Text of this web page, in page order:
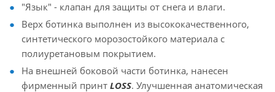
"Язык" - клапан для защиты от снега и влаги.
Верх ботинка выполнен из высококачественного,
синтетического морозостойкого материала с
полиуретановым покрытием.
На внешней боковой части ботинка, нанесен
фирменный принт LOSS. Улучшенная анатомическая